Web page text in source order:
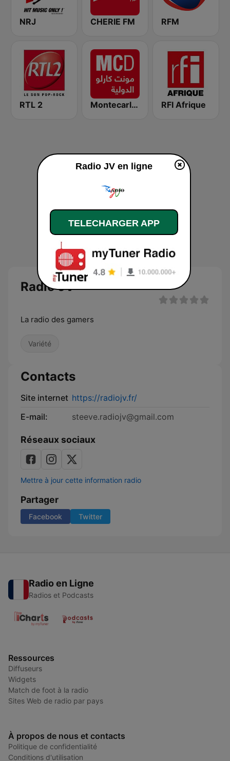
NRJ CHERIE FM RFM
RTL 2 Montecarlo al doualiya (مونت كارلو الدولية) RFI Afrique
Radio JV
La radio des gamers
Variété
Contacts
Site internet https://radiojv.fr/
E-mail:
steeve.radiojv@gmail.com
Réseaux sociaux
Mettre à jour cette information radio
Partager
Facebook Twitter
Radio en Ligne
Radios et Podcasts
Ressources
Diffuseurs
Widgets
Match de foot à la radio
Sites Web de radio par pays
À propos de nous et contacts
Politique de confidentialité
Conditions d'utilisation
Radio JV en ligne
TELECHARGER APP